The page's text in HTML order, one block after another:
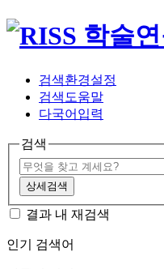
검색환경설정
검색도움말
다국어입력
검색
상세검색
결과 내 재검색
인기 검색어